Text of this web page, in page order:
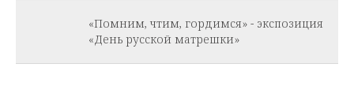
«Помним, чтим, гордимся» - экспозиция
«День русской матрешки»